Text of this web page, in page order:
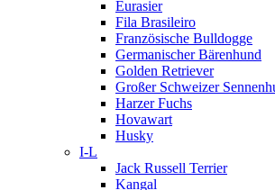
Eurasier
Fila Brasileiro
Französische Bulldogge
Germanischer Bärenhund
Golden Retriever
Großer Schweizer
Harzer Fuchs
Hovawart
Husky
I-L
Jack Russell Terrier
Kangal